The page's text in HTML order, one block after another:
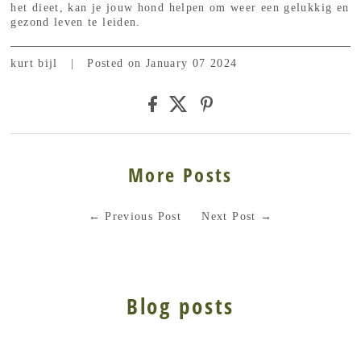
het dieet, kan je jouw hond helpen om weer een gelukkig en
gezond leven te leiden.
kurt bijl Posted on January 07 2024
More Posts
←Previous Post Next Post →
Blog posts